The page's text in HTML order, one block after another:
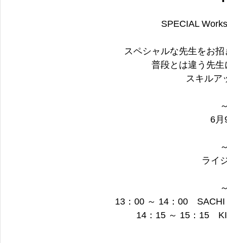
SPECIAL
スペシャルな先生をお
普段とは違う先
スキルア
6月
ライ
13：00 ～ 14：00　
14：15 ～ 15：15　